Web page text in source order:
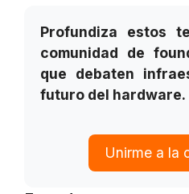
Profundiza estos
comunidad de
que debaten
futuro del hardware.
Unirme a la